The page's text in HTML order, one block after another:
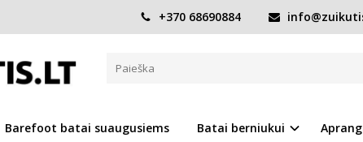
+370 68690884
Barefoot batai suaugusiems Batai berniukui
Barefoot mėlyni batai 31-36 d. S063-61983L
BATAI 31-36 D. S063-61983L
Į PALYGINIMĄ Į NORŲ SĄRAŠĄ